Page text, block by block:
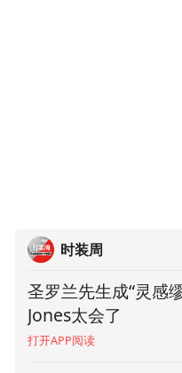
时装周
圣罗兰先生成“灵感
Jones太会了
打开APP阅读
这一季时装周：一
出有因，一切惊喜都
打开APP阅读